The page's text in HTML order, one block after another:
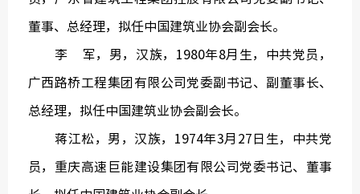
董事、总经理，拟任中国建筑业协会副会长。
李 军，男，汉族，1980年8月生，中共党员，
广西路桥工程集团有限公司党委副书记、副董事长、
总经理，拟任中国建筑业协会副会长。
蒋江松，男，汉族，1974年3月27日生，中共党
员，重庆高速巨能建设集团有限公司党委书记、董事